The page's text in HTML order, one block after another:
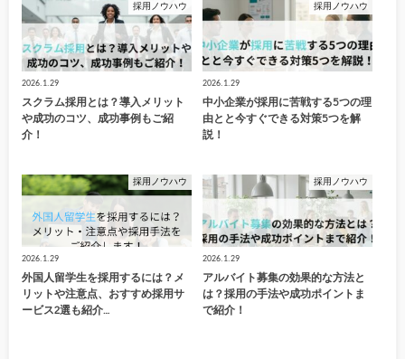
採用ノウハウ
2026.1.29
スクラム採用とは？導入メリット
や成功のコツ、成功事例もご紹
介！
採用ノウハウ
2026.1.29
中小企業が採用に苦戦する5つの理
由とと今すぐできる対策5つを解
説！
採用ノウハウ
2026.1.29
外国人留学生を採用するには？メ
リットや注意点、おすすめ採用サ
ービス2選も紹介…
採用ノウハウ
2026.1.29
アルバイト募集の効果的な方法と
は？採用の手法や成功ポイントま
で紹介！